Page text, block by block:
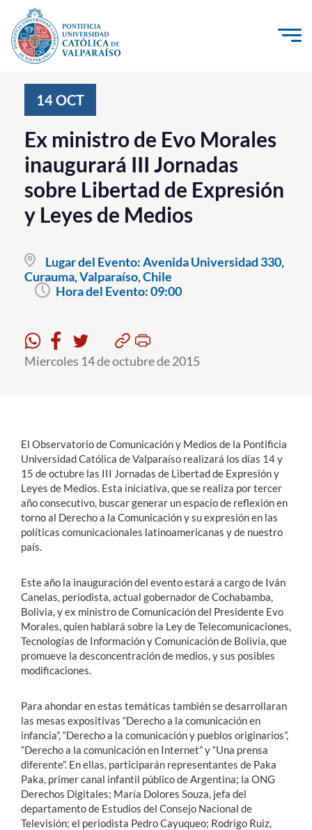
Click acá para ir directamente al contenido
Investigación, Creación e Innovación
PUCV Internacional
Vinculación con el Medio
Admisión
Pregrado
Postgrado
Estudiantes
English
14OCT
Ex ministro de Evo Morales
inaugurará III Jornadas
sobre Libertad de Expresión
y Leyes de Medios
Lugar del Evento:Avenida Universidad 330,
Curauma, Valparaíso, Chile
Hora del Evento:09:00
Miercoles 14 de octubre de 2015
El Observatorio de Comunicación y Medios de la Pontificia
Universidad Católica de Valparaíso realizará los días 14 y
15 de octubre las III Jornadas de Libertad de Expresión y
Leyes de Medios. Esta iniciativa, que se realiza por tercer
año consecutivo, buscar generar un espacio de reflexión en
torno al Derecho a la Comunicación y su expresión en las
políticas comunicacionales latinoamericanas y de nuestro
país.
Este año la inauguración del evento estará a cargo de Iván
Canelas, periodista, actual gobernador de Cochabamba,
Bolivia, y ex ministro de Comunicación del Presidente Evo
Morales, quien hablará sobre la Ley de Telecomunicaciones,
Tecnologías de Información y Comunicación de Bolivia, que
promueve la desconcentración de medios, y sus posibles
modificaciones.
Para ahondar en estas temáticas también se desarrollaran
las mesas expositivas “Derecho a la comunicación en
infancia”, “Derecho a la comunicación y pueblos originarios”,
“Derecho a la comunicación en Internet” y “Una prensa
diferente”. En ellas, participarán representantes de Paka
Paka, primer canal infantil público de Argentina; la ONG
Derechos Digitales; María Dolores Souza, jefa del
departamento de Estudios del Consejo Nacional de
Televisión; el periodista Pedro Cayuqueo; Rodrigo Ruiz,